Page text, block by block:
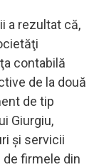
a rezultat că,
contabilă
de la două
de tip
Giurgiu,
şi servicii
de firmele din